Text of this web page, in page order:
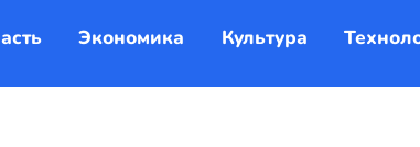
Экономика Культура